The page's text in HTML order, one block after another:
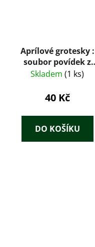
Aprílové grotesky :
soubor povídek z
literatury sovětských
Skladem (1 ks)
40 Kč
DO KOŠÍKU